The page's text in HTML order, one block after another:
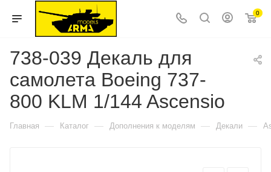
0
738-039 Декаль для
самолета Boeing 737-
800 KLM 1/144 Ascensio
Главная — Каталог — Дополнения к моделям — Декали —